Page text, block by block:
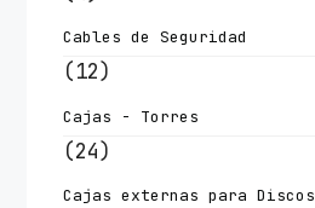
Cables de Seguridad
(12)
Cajas - Torres
(24)
Cajas externas para Discos